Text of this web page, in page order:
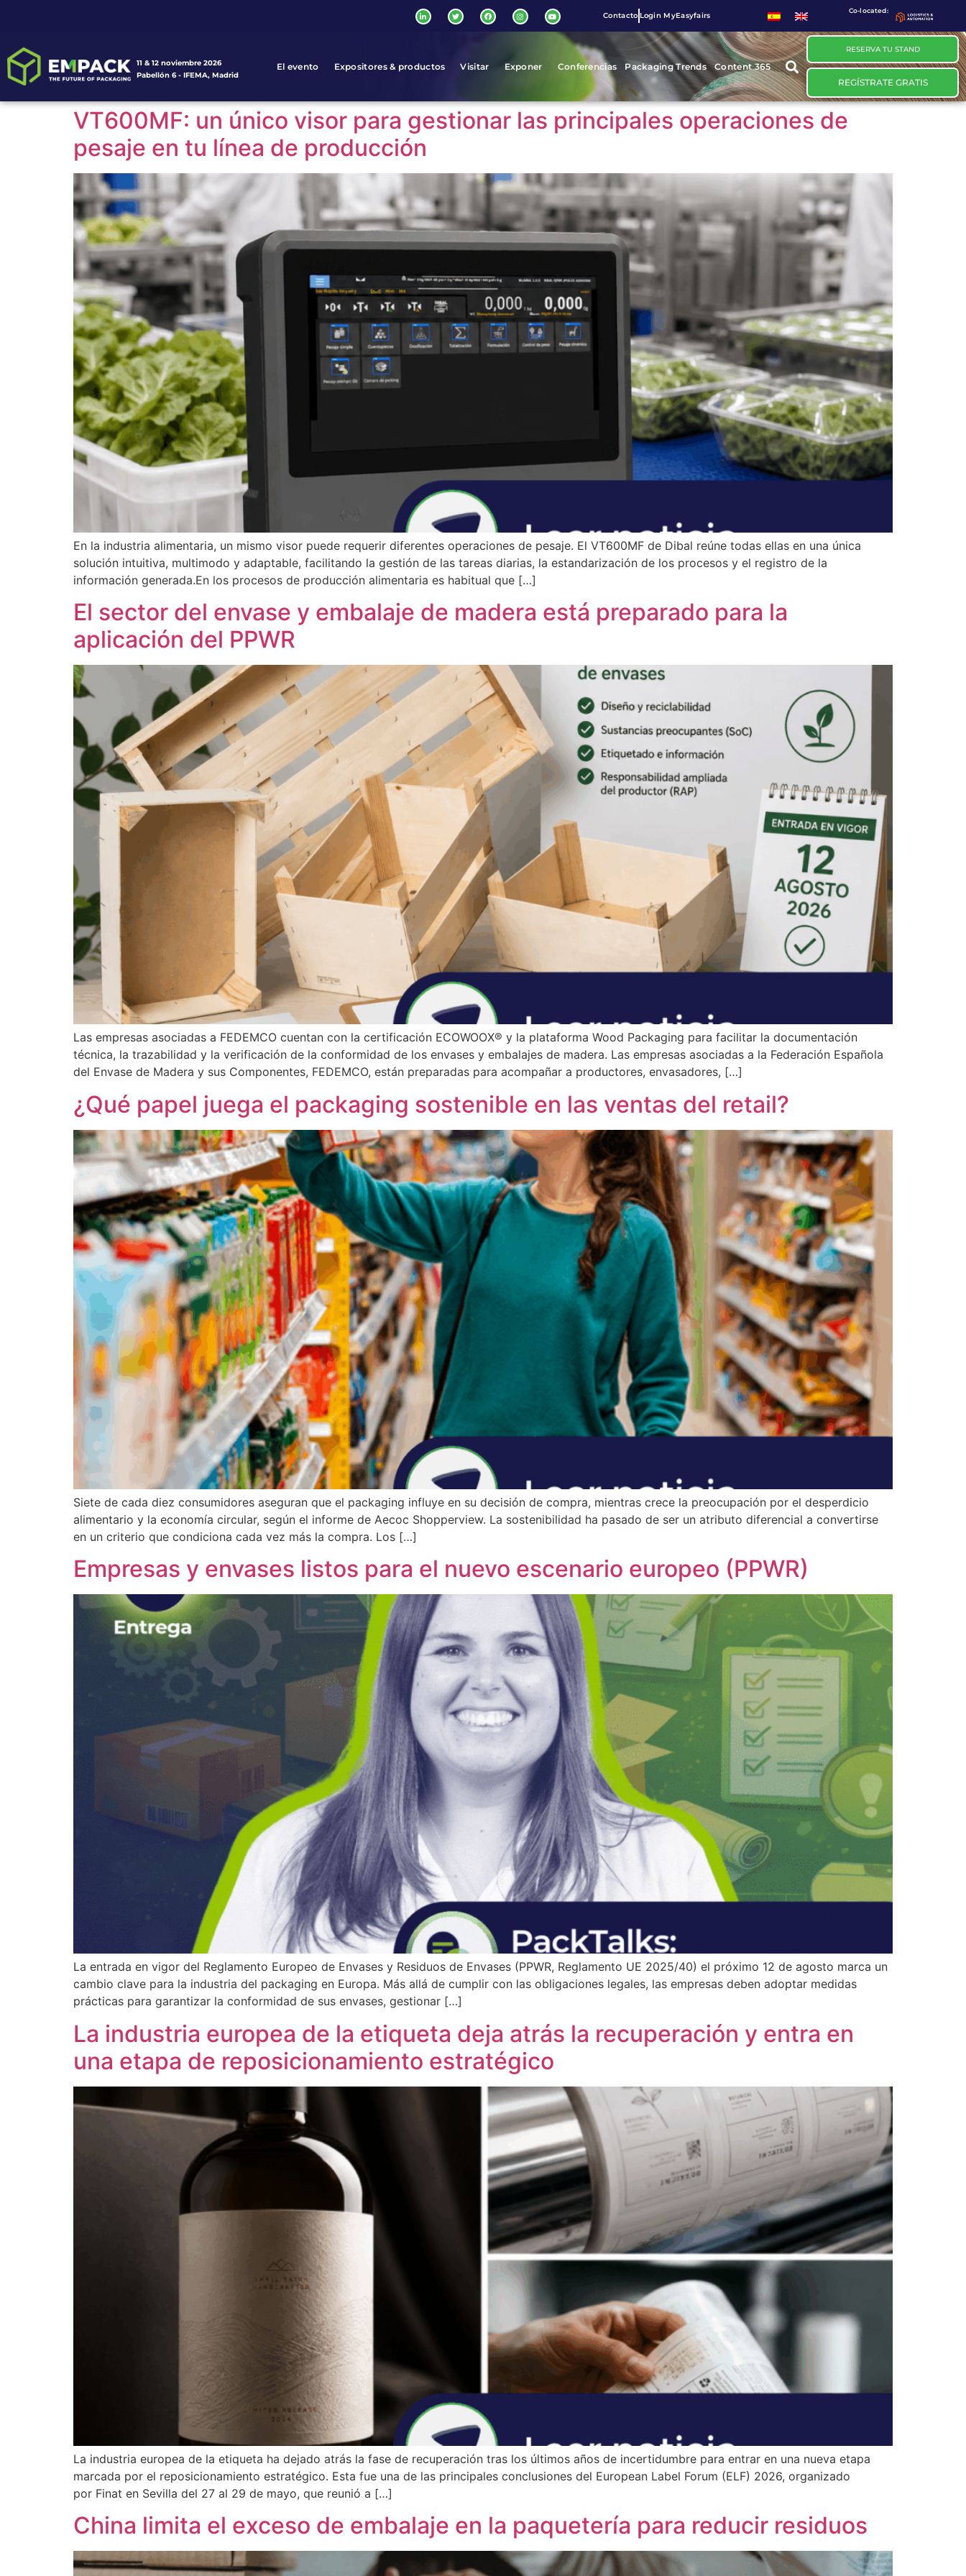
Contacto Login MyEasyfairs
Co-located:
11 & 12 noviembre 2026
Pabellón 6 - IFEMA, Madrid
El evento Expositores & productos Visitar Exponer Conferencias Packaging Trends Content 365
RESERVA TU STAND
REGÍSTRATE GRATIS
VT600MF: un único visor para gestionar las principales operaciones de
pesaje en tu línea de producción
En la industria alimentaria, un mismo visor puede requerir diferentes operaciones de pesaje. El VT600MF de Dibal reúne todas ellas en una única
solución intuitiva, multimodo y adaptable, facilitando la gestión de las tareas diarias, la estandarización de los procesos y el registro de la
información generada.En los procesos de producción alimentaria es habitual que […]
El sector del envase y embalaje de madera está preparado para la
aplicación del PPWR
Las empresas asociadas a FEDEMCO cuentan con la certificación ECOWOOX® y la plataforma Wood Packaging para facilitar la documentación
técnica, la trazabilidad y la verificación de la conformidad de los envases y embalajes de madera. Las empresas asociadas a la Federación Española
del Envase de Madera y sus Componentes, FEDEMCO, están preparadas para acompañar a productores, envasadores, […]
¿Qué papel juega el packaging sostenible en las ventas del retail?
Siete de cada diez consumidores aseguran que el packaging influye en su decisión de compra, mientras crece la preocupación por el desperdicio
alimentario y la economía circular, según el informe de Aecoc Shopperview. La sostenibilidad ha pasado de ser un atributo diferencial a convertirse
en un criterio que condiciona cada vez más la compra. Los […]
Empresas y envases listos para el nuevo escenario europeo (PPWR)
La entrada en vigor del Reglamento Europeo de Envases y Residuos de Envases (PPWR, Reglamento UE 2025/40) el próximo 12 de agosto marca un
cambio clave para la industria del packaging en Europa. Más allá de cumplir con las obligaciones legales, las empresas deben adoptar medidas
prácticas para garantizar la conformidad de sus envases, gestionar […]
La industria europea de la etiqueta deja atrás la recuperación y entra en
una etapa de reposicionamiento estratégico
La industria europea de la etiqueta ha dejado atrás la fase de recuperación tras los últimos años de incertidumbre para entrar en una nueva etapa
marcada por el reposicionamiento estratégico. Esta fue una de las principales conclusiones del European Label Forum (ELF) 2026, organizado
por Finat en Sevilla del 27 al 29 de mayo, que reunió a […]
China limita el exceso de embalaje en la paquetería para reducir residuos